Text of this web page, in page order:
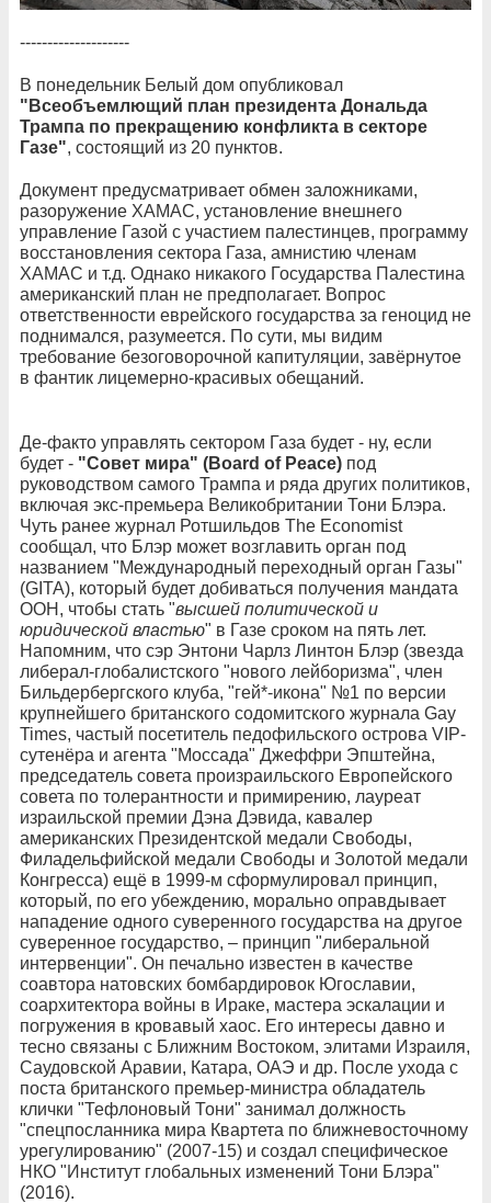
--------------------
В понедельник Белый дом опубликовал
"Всеобъемлющий план президента Дональда
Трампа по прекращению конфликта в секторе
Газе", состоящий из 20 пунктов.
Документ предусматривает обмен заложниками,
разоружение ХАМАС, установление внешнего
управление Газой с участием палестинцев, программу
восстановления сектора Газа, амнистию членам
ХАМАС и т.д. Однако никакого Государства Палестина
американский план не предполагает. Вопрос
ответственности еврейского государства за геноцид не
поднимался, разумеется. По сути, мы видим
требование безоговорочной капитуляции, завёрнутое
в фантик лицемерно-красивых обещаний.
Де-факто управлять сектором Газа будет - ну, если
будет - "Совет мира" (Board of Peace) под
руководством самого Трампа и ряда других политиков,
включая экс-премьера Великобритании Тони Блэра.
Чуть ранее журнал Ротшильдов The Economist
сообщал, что Блэр может возглавить орган под
названием "Международный переходный орган Газы"
(GITA), который будет добиваться получения мандата
ООН, чтобы стать "высшей политической и
юридической властью" в Газе сроком на пять лет.
Напомним, что сэр Энтони Чарлз Линтон Блэр (звезда
либерал-глобалистского "нового лейборизма", член
Бильдербергского клуба, "гей*-икона" №1 по версии
крупнейшего британского содомитского журнала Gay
Times, частый посетитель педофильского острова VIP-
сутенёра и агента "Моссада" Джеффри Эпштейна,
председатель совета произраильского Европейского
совета по толерантности и примирению, лауреат
израильской премии Дэна Дэвида, кавалер
американских Президентской медали Свободы,
Филадельфийской медали Свободы и Золотой медали
Конгресса) ещё в 1999-м сформулировал принцип,
который, по его убеждению, морально оправдывает
нападение одного суверенного государства на другое
суверенное государство, – принцип "либеральной
интервенции". Он печально известен в качестве
соавтора натовских бомбардировок Югославии,
соархитектора войны в Ираке, мастера эскалации и
погружения в кровавый хаос. Его интересы давно и
тесно связаны с Ближним Востоком, элитами Израиля,
Саудовской Аравии, Катара, ОАЭ и др. После ухода с
поста британского премьер-министра обладатель
клички "Тефлоновый Тони" занимал должность
"спецпосланника мира Квартета по ближневосточному
урегулированию" (2007-15) и создал специфическое
НКО "Институт глобальных изменений Тони Блэра"
(2016).